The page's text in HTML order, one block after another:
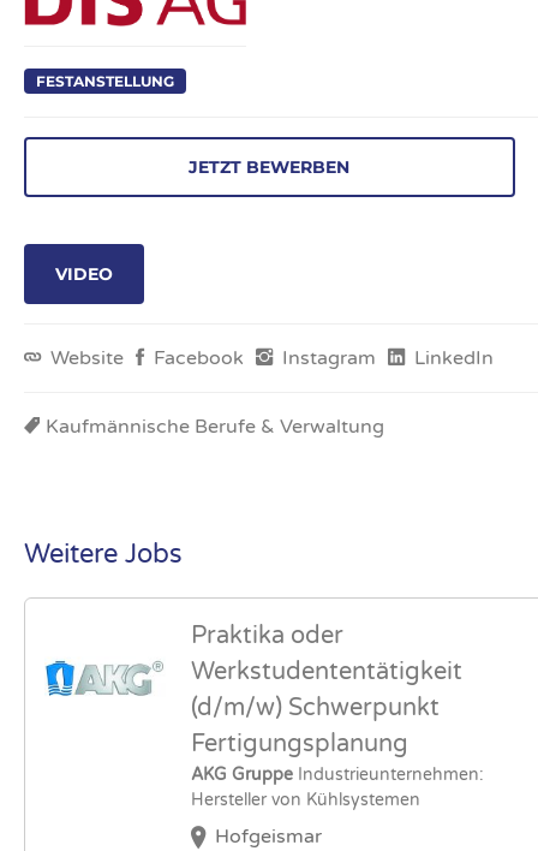
FESTANSTELLUNG
VIDEO
Website Facebook Instagram LinkedIn
Kaufmännische Berufe & Verwaltung
Weitere Jobs
Praktika oder
Werkstudententätigkeit
(d/m/w) Schwerpunkt
Fertigungsplanung
AKG Gruppe Industrieunternehmen:
Hersteller von Kühlsystemen
Hofgeismar